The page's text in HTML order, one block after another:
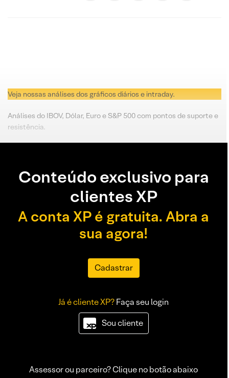
Veja nossas análises dos gráficos diários e intraday.
Análises do IBOV, Dólar, Euro e S&P 500 com pontos de suporte e
resistência.
Conteúdo exclusivo para
clientes XP
A conta XP é gratuita. Abra a
sua agora!
Cadastrar
Já é cliente XP?Faça seu login
Sou cliente
Assessor ou parceiro? Clique no botão abaixo